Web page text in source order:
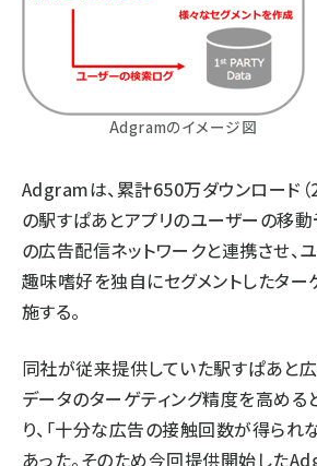
Adgramのイメージ図
Adgramは、累計650万ダウンロード
の駅すぱあとアプリのユーザーの移
の広告配信ネットワークと連携させ、
趣味嗜好を独自にセグメントしたター
施する。
同社が従来提供していた駅すぱあと
データのターゲティング精度を高め
り、「十分な広告の接触回数が得られ
あった。そのため今回提供開始した